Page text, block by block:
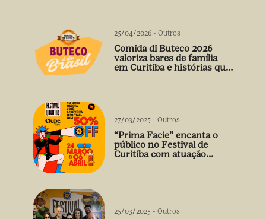
25/04/2026 - Outros
Comida di Buteco 2026
valoriza bares de família
em Curitiba e histórias que
27/03/2025 - Outros
“Prima Facie” encanta o
público no Festival de
Curitiba com atuação
25/03/2025 - Outros